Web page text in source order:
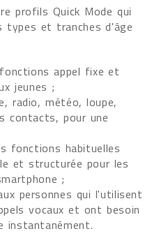
profils Quick Mode qui
types et tranches d'âge
appel fixe et
jeunes ;
radio, météo, loupe,
contacts, pour une
fonctions habituelles
et structurée pour les
;
personnes qui l'utilisent
vocaux et ont besoin
instantanément.